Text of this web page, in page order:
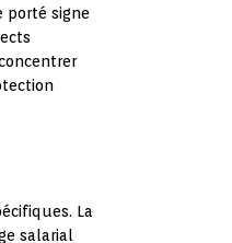
porté signe
La
salarial